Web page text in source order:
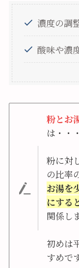
濃度の調
酸味や濃
粉とお
は・・・
粉に対
の比率
お湯を
にする
関係し
初めは
すめで